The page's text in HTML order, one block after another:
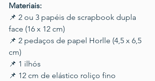
Materiais:
📌 2 ou 3 papéis de scrapbook dupla
face (16 x 12 cm)
📌 2 pedaços de papel Horlle (4,5 x 6,5
cm)
📌 1 ilhós
📌 12 cm de elástico roliço fino